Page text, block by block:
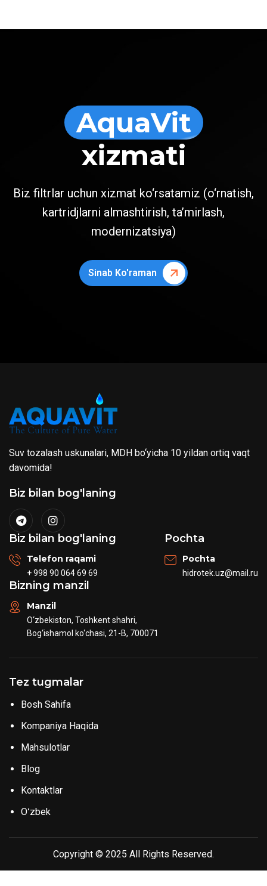
AquaVit
xizmati
Biz filtrlar uchun xizmat ko‘rsatamiz (o‘rnatish,
kartridjlarni almashtirish, ta’mirlash,
modernizatsiya)
Sinab Ko'raman
Suv tozalash uskunalari, MDH bo‘yicha 10 yildan ortiq vaqt
davomida!
Biz bilan bog'laning
Biz bilan bog'laning
Telefon raqami
+ 998 90 064 69 69
Pochta
Pochta
hidrotek.uz@mail.ru
Bizning manzil
Manzil
O‘zbekiston, Toshkent shahri,
Bog‘ishamol ko‘chasi, 21-B, 700071
Tez tugmalar
Bosh Sahifa
Kompaniya Haqida
Mahsulotlar
Blog
Kontaktlar
Oʻzbek
Copyright © 2025 All Rights Reserved.